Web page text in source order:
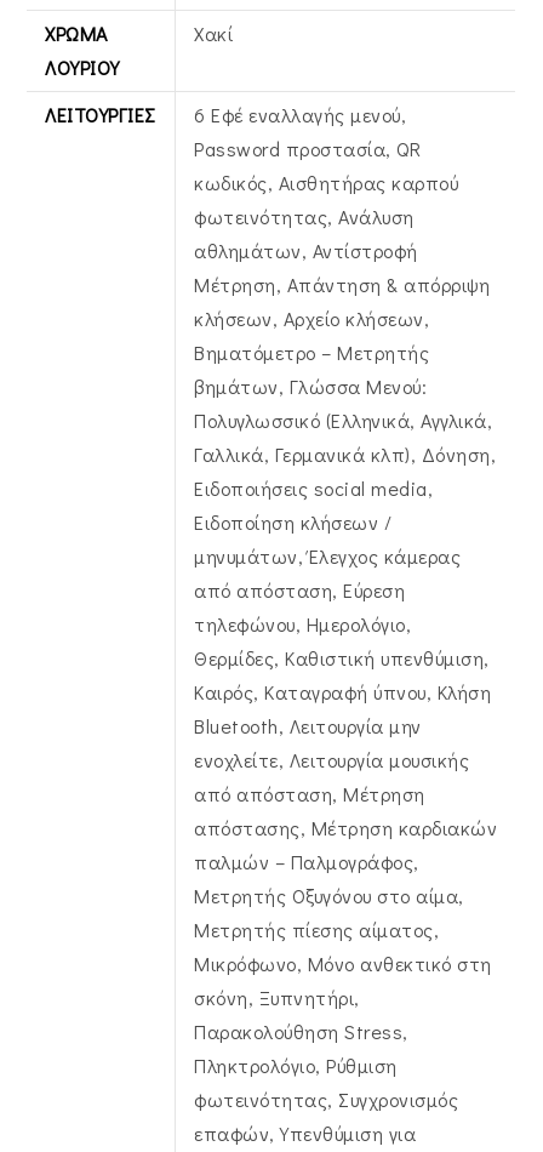
ΧΡΏΜΑ
ΛΟΥΡΙΟΎ
Χακί
ΛΕΙΤΟΥΡΓΊΕΣ
6 Εφέ εναλλαγής μενού,
Password προστασία, QR
κωδικός, Αισθητήρας καρπού
φωτεινότητας, Ανάλυση
αθλημάτων, Αντίστροφή
Μέτρηση, Απάντηση & απόρριψη
κλήσεων, Αρχείο κλήσεων,
Βηματόμετρο – Μετρητής
βημάτων, Γλώσσα Μενού:
Πολυγλωσσικό (Ελληνικά, Αγγλικά,
Γαλλικά, Γερμανικά κλπ), Δόνηση,
Ειδοποιήσεις social media,
Ειδοποίηση κλήσεων /
μηνυμάτων, Έλεγχος κάμερας
από απόσταση, Εύρεση
τηλεφώνου, Ημερολόγιο,
Θερμίδες, Καθιστική υπενθύμιση,
Καιρός, Καταγραφή ύπνου, Κλήση
Bluetooth, Λειτουργία μην
ενοχλείτε, Λειτουργία μουσικής
από απόσταση, Μέτρηση
απόστασης, Μέτρηση καρδιακών
παλμών – Παλμογράφος,
Μετρητής Οξυγόνου στο αίμα,
Μετρητής πίεσης αίματος,
Μικρόφωνο, Μόνο ανθεκτικό στη
σκόνη, Ξυπνητήρι,
Παρακολούθηση Stress,
Πληκτρολόγιο, Ρύθμιση
φωτεινότητας, Συγχρονισμός
επαφών, Υπενθύμιση για